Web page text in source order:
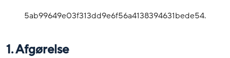
5ab99649e03f313dd9e6f56a4138394631bede54.
1. Afgørelse